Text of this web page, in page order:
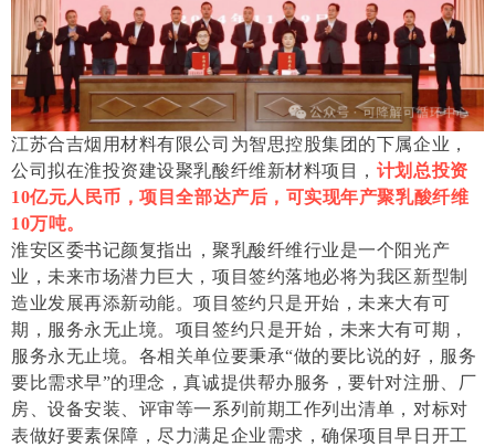
江苏合吉烟用材料有限公司为智思控股集团的下属企业，
公司拟在淮投资建设聚乳酸纤维新材料项目， 计划总投资
10亿元人民币，项目全部达产后，可实现年产聚乳酸纤维
10万吨。
淮安区委书记颜复指出，聚乳酸纤维行业是一个阳光产
业，未来市场潜力巨大，项目签约落地必将为我区新型制
造业发展再添新动能。项目签约只是开始，未来大有可
期，服务永无止境。项目签约只是开始，未来大有可期，
服务永无止境。各相关单位要秉承“做的要比说的好，服务
要比需求早”的理念，真诚提供帮办服务，要针对注册、厂
房、设备安装、评审等一系列前期工作列出清单，对标对
表做好要素保障，尽力满足企业需求，确保项目早日开工